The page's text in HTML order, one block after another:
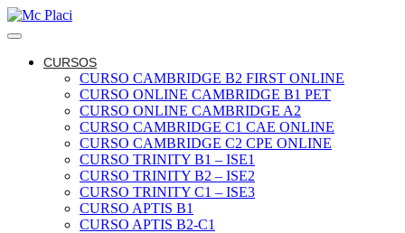
CURSOS
CURSO CAMBRIDGE B2 FIRST ONLINE
CURSO ONLINE CAMBRIDGE B1 PET
CURSO ONLINE CAMBRIDGE A2
CURSO CAMBRIDGE C1 CAE ONLINE
CURSO CAMBRIDGE C2 CPE ONLINE
CURSO TRINITY B1 – ISE1
CURSO TRINITY B2 – ISE2
CURSO TRINITY C1 – ISE3
CURSO APTIS B1
CURSO APTIS B2-C1